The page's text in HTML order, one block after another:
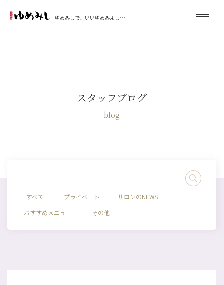
ゆめみしで、いいゆめみよし…
スタッフブログ
blog
すべて プライベート
サロンのNEWS
おすすめメニュー
その他